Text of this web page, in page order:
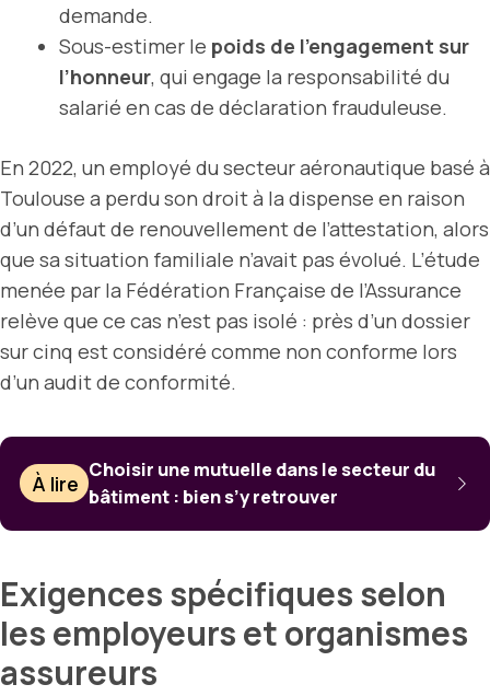
demande.
Sous-estimer le poids de l’engagement sur
l’honneur, qui engage la responsabilité du
salarié en cas de déclaration frauduleuse.
En 2022, un employé du secteur aéronautique basé à
Toulouse a perdu son droit à la dispense en raison
d’un défaut de renouvellement de l’attestation, alors
que sa situation familiale n’avait pas évolué. L’étude
menée par la Fédération Française de l’Assurance
relève que ce cas n’est pas isolé : près d’un dossier
sur cinq est considéré comme non conforme lors
d’un audit de conformité.
À lire
Choisir une mutuelle dans le secteur du
bâtiment : bien s’y retrouver
Exigences spécifiques selon
les employeurs et organismes
assureurs